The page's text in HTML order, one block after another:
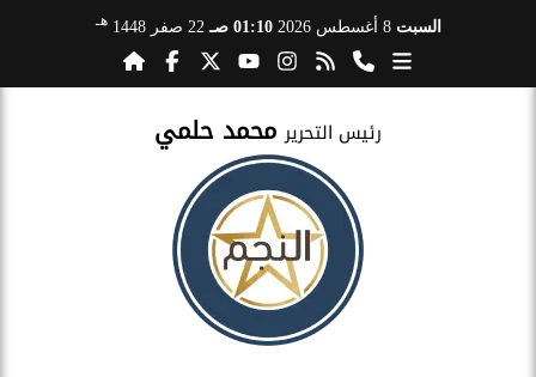
السبت 8 أغسطس 2026 01:10 صـ 22 صفر 1448 هـ
رئيس التحرير محمد حلمي